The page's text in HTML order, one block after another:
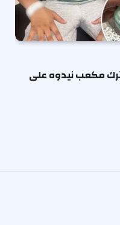
مكعب نيدوه على